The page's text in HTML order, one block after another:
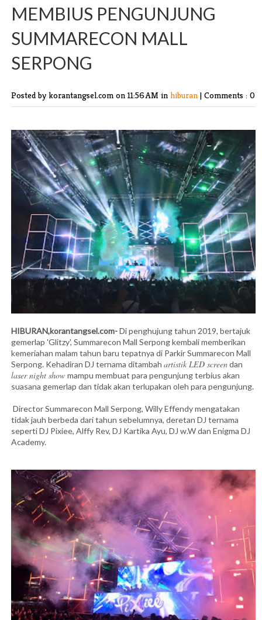
MEMBIUS PENGUNJUNG
SUMMARECON MALL
SERPONG
Posted by korantangsel.com on 11:56 AM in hiburan | Comments : 0
HIBURAN,korantangsel.com-Di penghujung tahun 2019, bertajuk
gemerlap 'Glitzy', Summarecon Mall Serpong kembali memberikan
kemeriahan malam tahun baru tepatnya di Parkir Summarecon Mall
Serpong. Kehadiran DJ ternama ditambah artistik LED screendan
laser night show mampu membuat para pengunjung terbius akan
suasana gemerlap dan tidak akan terlupakan oleh para pengunjung.
Director Summarecon Mall Serpong, Willy Effendy mengatakan
tidak jauh berbeda dari tahun sebelumnya, deretan DJ ternama
seperti DJ Pixiee, Alffy Rev, DJ Kartika Ayu, DJ w.W dan Enigma DJ
Academy.